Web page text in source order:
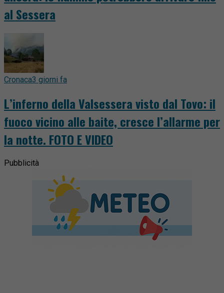
al Sessera
Cronaca3 giorni fa
L’inferno della Valsessera visto dal Tovo: il
fuoco vicino alle baite, cresce l’allarme per
la notte. FOTO E VIDEO
Pubblicità